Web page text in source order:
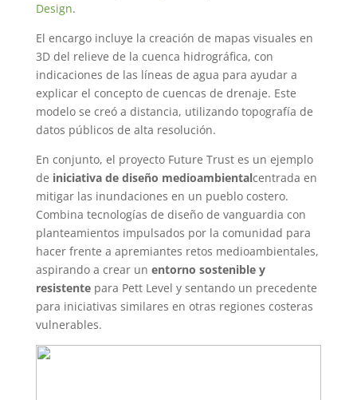
Design.
El encargo incluye la creación de mapas visuales en
3D del relieve de la cuenca hidrográfica, con
indicaciones de las líneas de agua para ayudar a
explicar el concepto de cuencas de drenaje. Este
modelo se creó a distancia, utilizando topografía de
datos públicos de alta resolución.
En conjunto, el proyecto Future Trust es un ejemplo
de iniciativa de diseño medioambientalcentrada en
mitigar las inundaciones en un pueblo costero.
Combina tecnologías de diseño de vanguardia con
planteamientos impulsados por la comunidad para
hacer frente a apremiantes retos medioambientales,
aspirando a crear un entorno sostenible y
resistentepara Pett Level y sentando un precedente
para iniciativas similares en otras regiones costeras
vulnerables.